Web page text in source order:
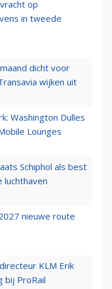
op
in tweede
dicht voor
wijken uit
Washington Dulles
Lounges
Schiphol als best
luchthaven
nieuwe route
KLM Erik
bij ProRail